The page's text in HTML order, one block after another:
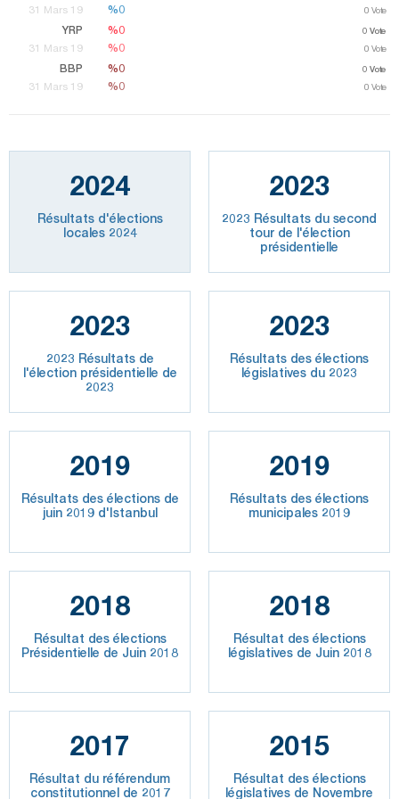
YRP
BBP
%0 0 Vote
%0 0 Vote
%0
%0
31 Mars 19
31 Mars 19
31 Mars 19
%0 0 Vote
%0 0 Vote
%0 0 Vote
%0
%0
%0
2024
Résultats d'élections
locales 2024
2023
2023 Résultats du second
tour de l'élection
présidentielle
2023
2023 Résultats de
l'élection présidentielle de
2023
2023
Résultats des élections
législatives du 2023
2019
Résultats des élections de
juin 2019 d'Istanbul
2019
Résultats des élections
municipales 2019
2018
Résultat des élections
Présidentielle de Juin 2018
2018
Résultat des élections
législatives de Juin 2018
2017
Résultat du référendum
constitutionnel de 2017
2015
Résultat des élections
législatives de Novembre